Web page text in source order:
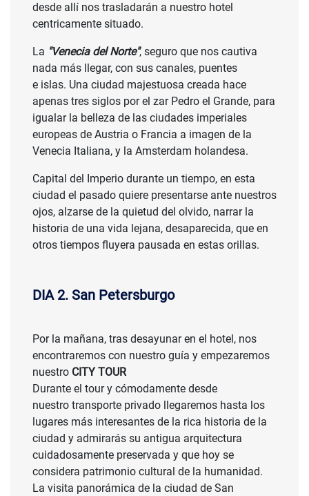
desde allí nos trasladarán a nuestro hotel
centricamente situado.
La "Venecia del Norte", seguro que nos cautiva
nada más llegar, con sus canales, puentes
e islas. Una ciudad majestuosa creada hace
apenas tres siglos por el zar Pedro el Grande, para
igualar la belleza de las ciudades imperiales
europeas de Austria o Francia a imagen de la
Venecia Italiana, y la Amsterdam holandesa.
Capital del Imperio durante un tiempo, en esta
ciudad el pasado quiere presentarse ante nuestros
ojos, alzarse de la quietud del olvido, narrar la
historia de una vida lejana, desaparecida, que en
otros tiempos fluyera pausada en estas orillas.
DIA 2. San Petersburgo
Por la mañana, tras desayunar en el hotel, nos
encontraremos con nuestro guía y empezaremos
nuestro CITY TOUR
Durante el tour y cómodamente desde
nuestro transporte privado llegaremos hasta los
lugares más interesantes de la rica historia de la
ciudad y admirarás su antigua arquitectura
cuidadosamente preservada y que hoy se
considera patrimonio cultural de la humanidad.
La visita panorámica de la ciudad de San